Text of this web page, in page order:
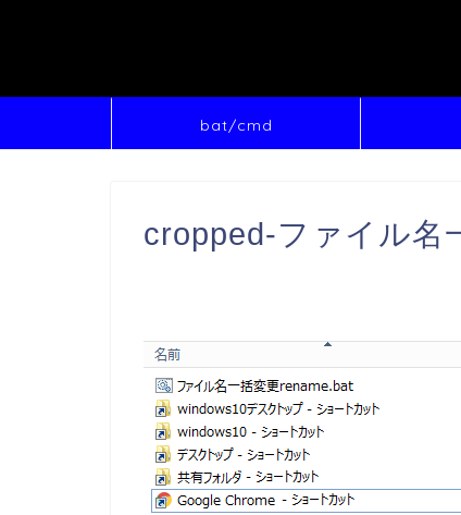
bat/cmd
cropped-ファイル名